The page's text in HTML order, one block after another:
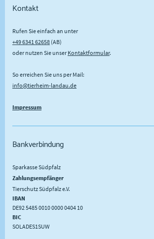
Kontakt
Rufen Sie einfach an unter
+49 6341 62658 (AB)
oder nutzen Sie unser Kontaktformular.
So erreichen Sie uns per Mail:
info@tierheim-landau.de
Impressum
Bankverbindung
Sparkasse Südpfalz
Zahlungsempfänger
Tierschutz Südpfalz e.V.
IBAN
DE92 5485 0010 0000 0404 10
BIC
SOLADES1SUW